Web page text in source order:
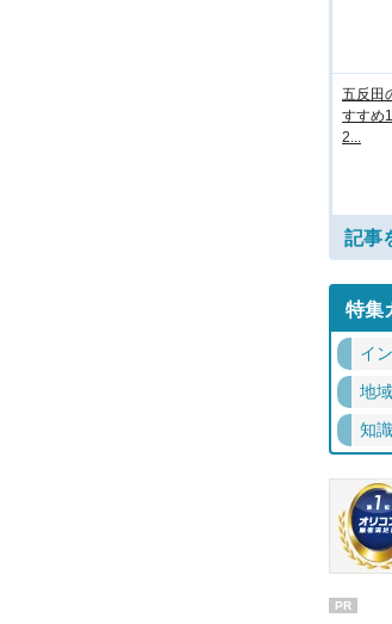
五反田
すすめ
2...
記事
特集
イ
地
知識
PR